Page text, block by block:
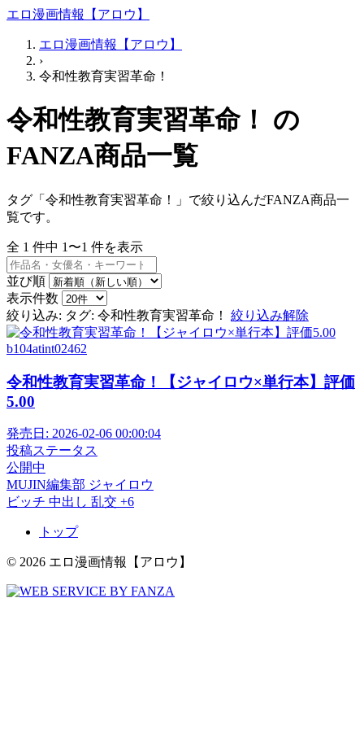
エロ漫画情報【アロウ】
エロ漫画情報【アロウ】
›
令和性教育実習革命！
令和性教育実習革命！ の
FANZA商品一覧
タグ「令和性教育実習革命！」で絞り込んだFANZA商品一
覧です。
全 1 件中 1〜1 件を表示
並び順
表示件数
絞り込み: タグ: 令和性教育実習革命！ 絞り込み解除
b104atint02462
令和性教育実習革命！【ジャイロウ×単行本】評価
5.00
発売日: 2026-02-06 00:00:04
投稿ステータス
公開中
MUJIN編集部 ジャイロウ
ビッチ 中出し 乱交 +6
トップ
© 2026 エロ漫画情報【アロウ】